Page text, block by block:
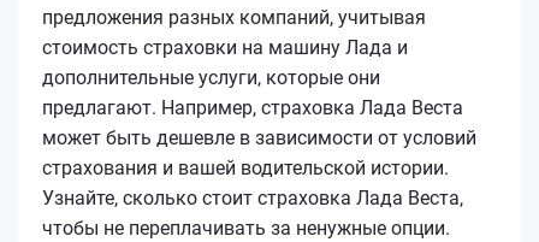
предложения разных компаний, учитывая
стоимость страховки на машину Лада и
дополнительные услуги, которые они
предлагают. Например, страховка Лада Веста
может быть дешевле в зависимости от условий
страхования и вашей водительской истории.
Узнайте, сколько стоит страховка Лада Веста,
чтобы не переплачивать за ненужные опции.